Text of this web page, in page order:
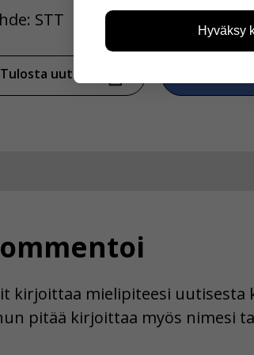
STT
Tulosta uutinen
kirjoittaa mielipiteesi uutisesta
pitää kirjoittaa myös nimesi
voimme kehittää
esimerkiksi
kuitenkaan kerää
Hyväksy